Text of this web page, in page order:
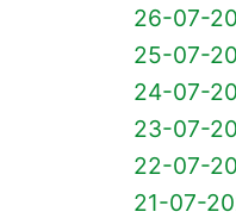
26-07-
25-07-
24-07-
23-07-
22-07-
21-07-